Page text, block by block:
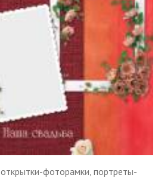
открытки-фоторамки, портреты-